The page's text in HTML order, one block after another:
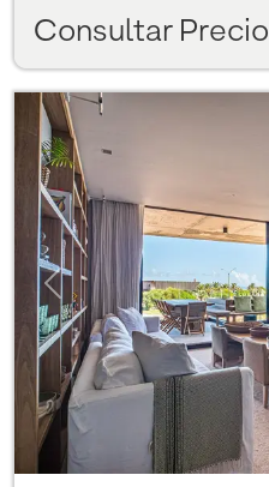
Consultar Precio
Previous